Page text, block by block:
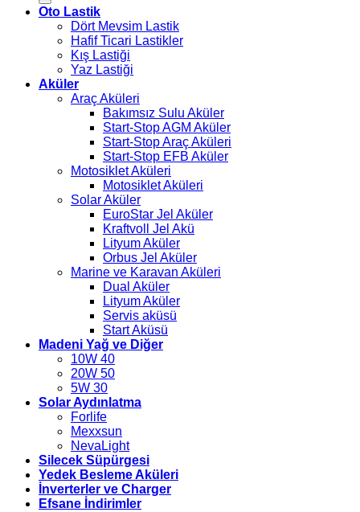
Oto Lastik
Dört Mevsim Lastik
Hafif Ticari Lastikler
Kış Lastiği
Yaz Lastiği
Aküler
Araç Aküleri
Bakımsız Sulu Aküler
Start-Stop AGM Aküler
Start-Stop Araç Aküleri
Start-Stop EFB Aküler
Motosiklet Aküleri
Motosiklet Aküleri
Solar Aküler
EuroStar Jel Aküler
Kraftvoll Jel Akü
Lityum Aküler
Orbus Jel Aküler
Marine ve Karavan Aküleri
Dual Aküler
Lityum Aküler
Servis aküsü
Start Aküsü
Madeni Yağ ve Diğer
10W 40
20W 50
5W 30
Solar Aydınlatma
Forlife
Mexxsun
NevaLight
Silecek Süpürgesi
Yedek Besleme Aküleri
İnverterler ve Charger
Efsane İndirimler